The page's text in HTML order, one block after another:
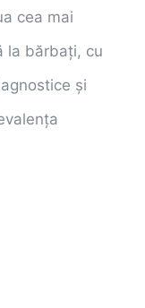
cea mai
la bărbați, cu
și